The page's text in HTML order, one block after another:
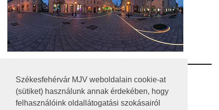
Székesfehérvár MJV weboldalain cookie-at
(sütiket) használunk annak érdekében, hogy
felhasználóink oldallátogatási szokásairól
RSS
A HONLAP 2017.03.31-I ÁLLAPOTA